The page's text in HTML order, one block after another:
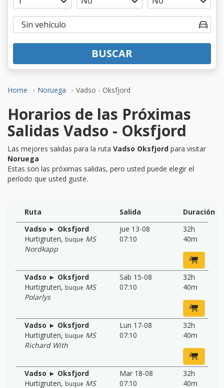
Home Noruega Vadso - Oksfjord
BUSCAR
Horarios de las Próximas
Salidas Vadso - Oksfjord
Las mejores salidas para la ruta Vadso Oksfjord para visitar
Noruega
Estas son las próximas salidas, pero usted puede elegir el
período que usted guste.
Ruta Salida
Duración
Vadso ► Oksfjord
Hurtigruten, buque MS
Nordkapp
jue 13-08
07:10
32h
40m
Vadso ► Oksfjord
Hurtigruten, buque MS
Polarlys
Sab 15-08
07:10
32h
40m
Vadso ► Oksfjord
Hurtigruten, buque MS
Richard With
Lun 17-08
07:10
32h
40m
Vadso ► Oksfjord
Hurtigruten, buque MS
Mar 18-08
07:10
32h
40m